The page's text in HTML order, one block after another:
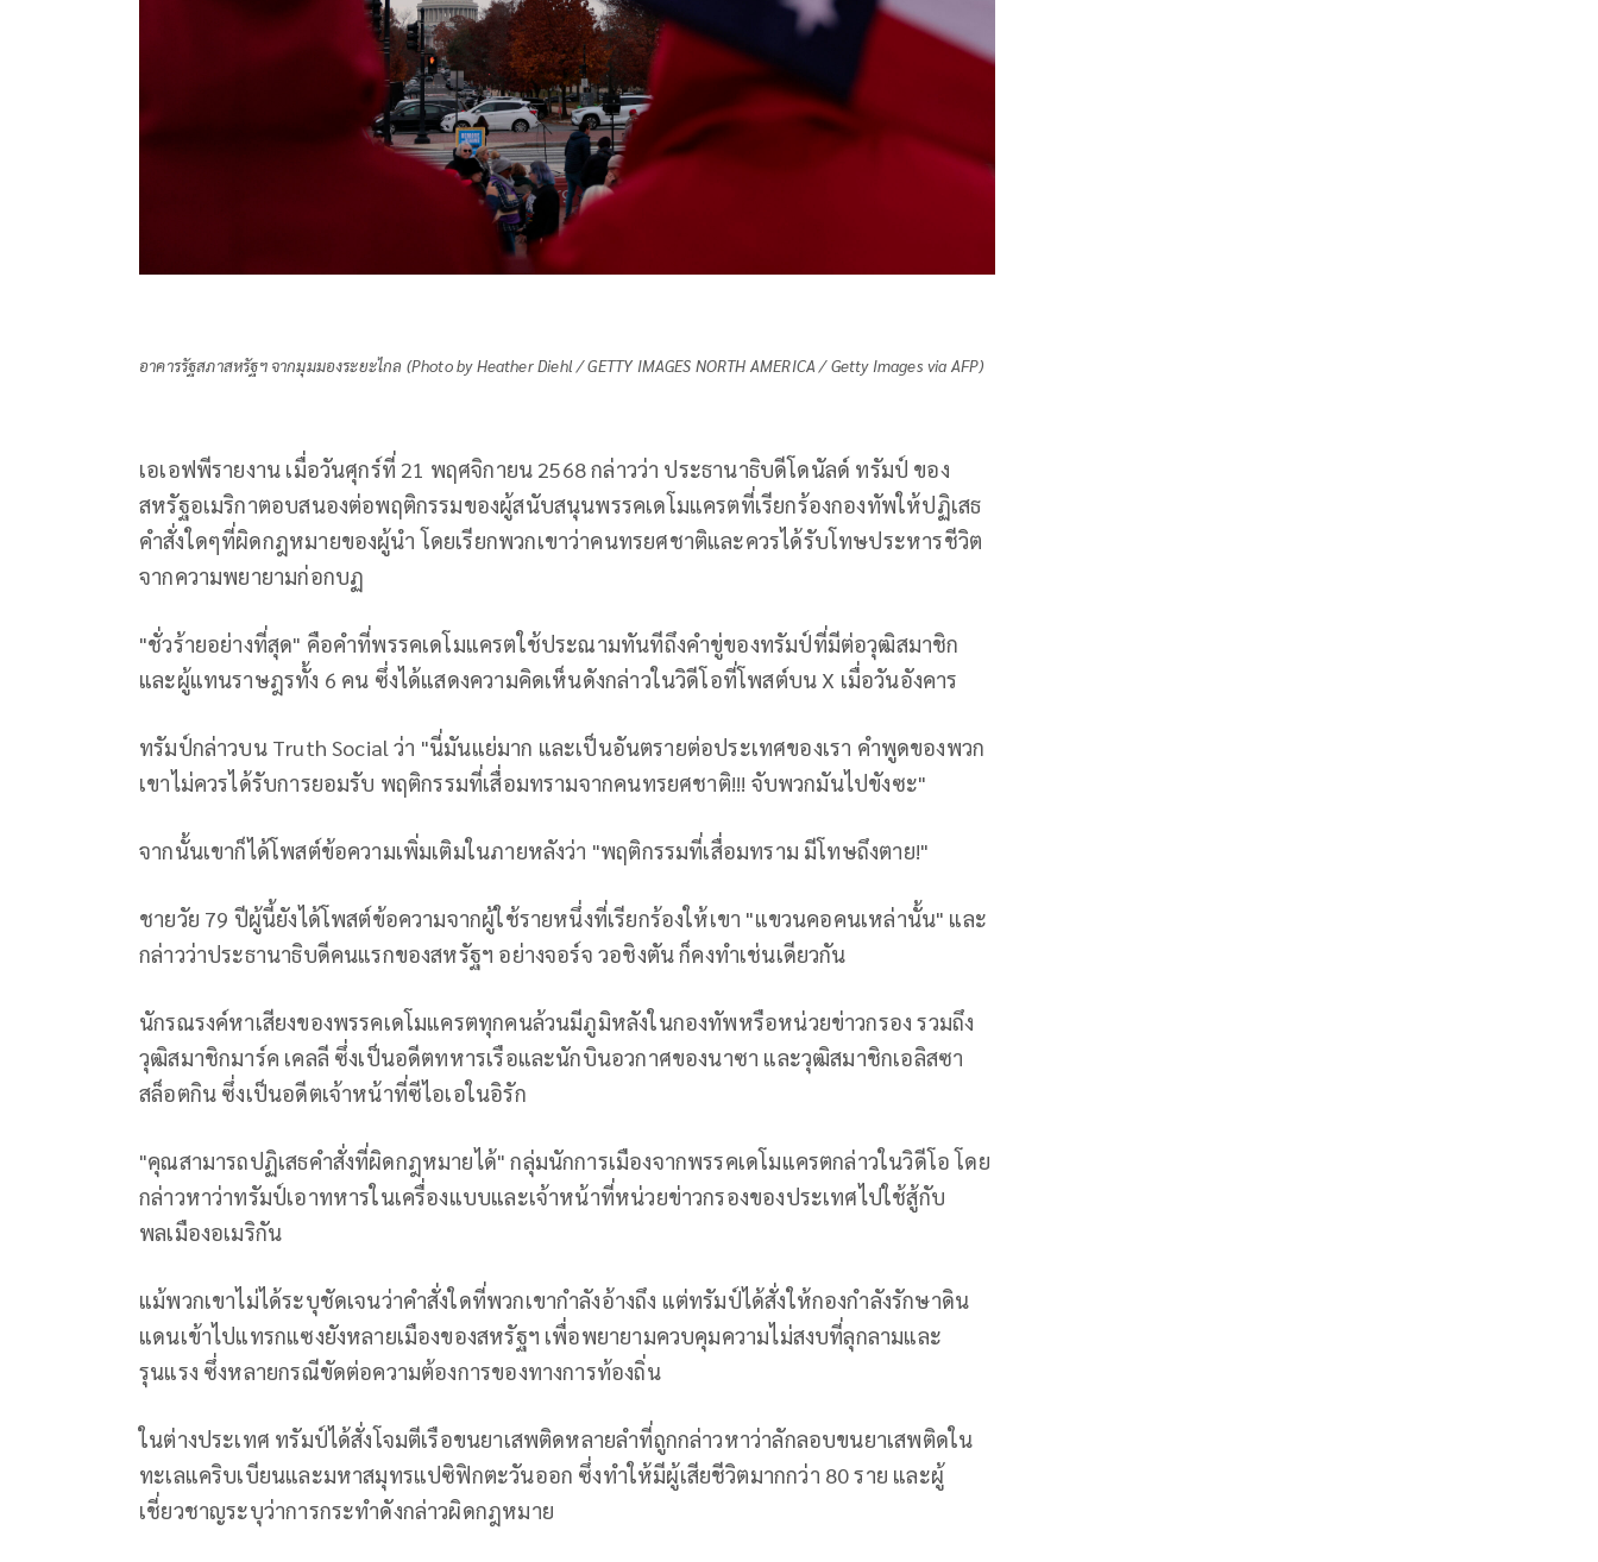
อาคารรัฐสภาสหรัฐฯ จากมุมมองระยะไกล (Photo by Heather Diehl / GETTY IMAGES NORTH AMERICA / Getty Images via AFP)
เอเอฟพีรายงาน เมื่อวันศุกร์ที่ 21 พฤศจิกายน 2568 กล่าวว่า ประธานาธิบดีโดนัลด์ ทรัมป์ ของ
สหรัฐอเมริกาตอบสนองต่อพฤติกรรมของผู้สนับสนุนพรรคเดโมแครตที่เรียกร้องกองทัพให้ปฏิเสธ
คำสั่งใดๆที่ผิดกฎหมายของผู้นำ โดยเรียกพวกเขาว่าคนทรยศชาติและควรได้รับโทษประหารชีวิต
จากความพยายามก่อกบฏ
"ชั่วร้ายอย่างที่สุด" คือคำที่พรรคเดโมแครตใช้ประณามทันทีถึงคำขู่ของทรัมป์ที่มีต่อวุฒิสมาชิก
และผู้แทนราษฎรทั้ง 6 คน ซึ่งได้แสดงความคิดเห็นดังกล่าวในวิดีโอที่โพสต์บน X เมื่อวันอังคาร
ทรัมป์กล่าวบน Truth Social ว่า "นี่มันแย่มาก และเป็นอันตรายต่อประเทศของเรา คำพูดของพวก
เขาไม่ควรได้รับการยอมรับ พฤติกรรมที่เสื่อมทรามจากคนทรยศชาติ!!! จับพวกมันไปขังซะ"
จากนั้นเขาก็ได้โพสต์ข้อความเพิ่มเติมในภายหลังว่า "พฤติกรรมที่เสื่อมทราม มีโทษถึงตาย!"
ชายวัย 79 ปีผู้นี้ยังได้โพสต์ข้อความจากผู้ใช้รายหนึ่งที่เรียกร้องให้เขา "แขวนคอคนเหล่านั้น" และ
กล่าวว่าประธานาธิบดีคนแรกของสหรัฐฯ อย่างจอร์จ วอชิงตัน ก็คงทำเช่นเดียวกัน
นักรณรงค์หาเสียงของพรรคเดโมแครตทุกคนล้วนมีภูมิหลังในกองทัพหรือหน่วยข่าวกรอง รวมถึง
วุฒิสมาชิกมาร์ค เคลลี ซึ่งเป็นอดีตทหารเรือและนักบินอวกาศของนาซา และวุฒิสมาชิกเอลิสซา
สล็อตกิน ซึ่งเป็นอดีตเจ้าหน้าที่ซีไอเอในอิรัก
"คุณสามารถปฏิเสธคำสั่งที่ผิดกฎหมายได้" กลุ่มนักการเมืองจากพรรคเดโมแครตกล่าวในวิดีโอ โดย
กล่าวหาว่าทรัมป์เอาทหารในเครื่องแบบและเจ้าหน้าที่หน่วยข่าวกรองของประเทศไปใช้สู้กับ
พลเมืองอเมริกัน
แม้พวกเขาไม่ได้ระบุชัดเจนว่าคำสั่งใดที่พวกเขากำลังอ้างถึง แต่ทรัมป์ได้สั่งให้กองกำลังรักษาดิน
แดนเข้าไปแทรกแซงยังหลายเมืองของสหรัฐฯ เพื่อพยายามควบคุมความไม่สงบที่ลุกลามและ
รุนแรง ซึ่งหลายกรณีขัดต่อความต้องการของทางการท้องถิ่น
ในต่างประเทศ ทรัมป์ได้สั่งโจมตีเรือขนยาเสพติดหลายลำที่ถูกกล่าวหาว่าลักลอบขนยาเสพติดใน
ทะเลแคริบเบียนและมหาสมุทรแปซิฟิกตะวันออก ซึ่งทำให้มีผู้เสียชีวิตมากกว่า 80 ราย และผู้
เชี่ยวชาญระบุว่าการกระทำดังกล่าวผิดกฎหมาย